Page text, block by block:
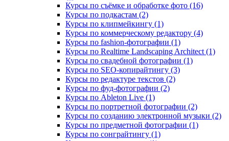
Курсы по съёмке и обработке фото (16)
Курсы по подкастам (2)
Курсы по клипмейкингу (1)
Курсы по коммерческому редактору (4)
Курсы по fashion-фотографии (1)
Курсы по Realtime Landscaping Architect (1)
Курсы по свадебной фотографии (1)
Курсы по SEO-копирайтингу (3)
Курсы по редактуре текстов (2)
Курсы по фуд-фотографии (2)
Курсы по Ableton Live (1)
Курсы по портретной фотографии (2)
Курсы по созданию электронной музыки (2)
Курсы по предметной фотографии (1)
Курсы по сонграйтингу (1)